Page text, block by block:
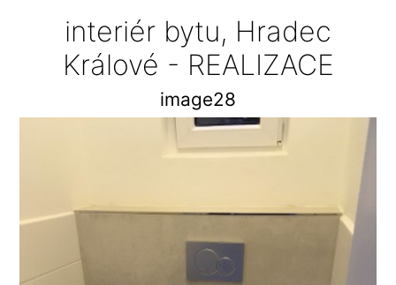
interiér bytu, Hradec
Králové - REALIZACE
image28